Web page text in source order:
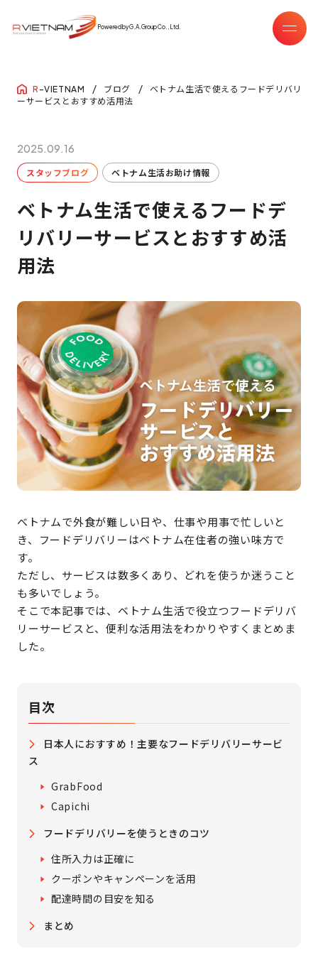
Powered by G.A.Group Co.,Ltd.
R -VIETNAM ブログ
ベトナム生活で使えるフードデリバリ
ーサービスとおすすめ活用法
2025.09.16
スタッフブログ ベトナム生活お助け情報
ベトナム生活で使えるフードデ
リバリーサービスとおすすめ活
用法
ベトナムで外食が難しい日や、仕事や用事で忙しいと
き、フードデリバリーはベトナム在住者の強い味方で
す。
ただし、サービスは数多くあり、どれを使うか迷うこと
も多いでしょう。
そこで本記事では、ベトナム生活で役立つフードデリバ
リーサービスと、便利な活用法をわかりやすくまとめま
した。
目次
日本人におすすめ！主要なフードデリバリーサービ
ス
GrabFood
Capichi
フードデリバリーを使うときのコツ
住所入力は正確に
クーポンやキャンペーンを活用
配達時間の目安を知る
まとめ